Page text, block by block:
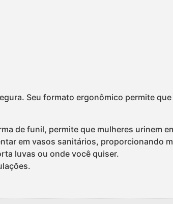
Seu formato ergonômico permite
de funil, permite que mulheres urinem
em vasos sanitários, proporcionando
luvas ou onde você quiser.